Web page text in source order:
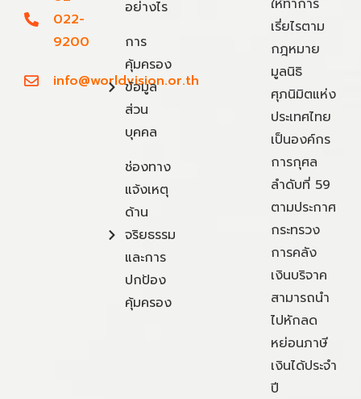
022-
9200
info@worldvision.or.th
อย่างไร
การ
คุ้มครอง
ข้อมูล
ส่วน
บุคคล
ช่องทาง
แจ้งเหตุ
ด้าน
จริยธรรม
และการ
ปกป้อง
คุ้มครอง
ให้ทำการ
เรี่ยไรตาม
กฎหมาย
มูลนิธิ
ศุภนิมิตแห่ง
ประเทศไทย
เป็นองค์กร
การกุศล
ลำดับที่ 59
ตามประกาศ
กระทรวง
การคลัง
เงินบริจาค
สามารถนำ
ไปหักลด
หย่อนภาษี
เงินได้ประจำ
ปี